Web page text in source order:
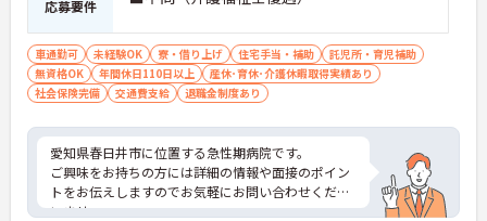
応募要件
車通勤可 未経験OK 寮・借り上げ 住宅手当・補助
託児所・育児補助
無資格OK
年間休日110日以上
産休･育休･介護休暇取得実績あり
社会保険完備
交通費支給 退職金制度あり
愛知県春日井市に位置する急性期病院です。
ご興味をお持ちの方には詳細の情報や面接のポイン
トをお伝えしますのでお気軽にお問い合わせくださ
いませ。